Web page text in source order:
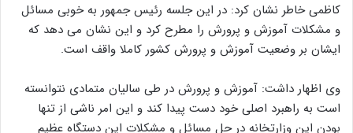
کاظمی خاطر نشان کرد: در این جلسه رئیس جمهور به خوبی مسائل
و مشکلات آموزش و پرورش را مطرح کرد و این نشان می دهد که
ایشان بر وضعیت آموزش و پرورش کشور کاملا واقف است.
وی اظهار داشت: آموزش و پرورش در طی سالیان متمادی نتوانسته
است به راهبرد اصلی خود دست پیدا کند و این امر ناشی از تنها
بودن این وزارتخانه در حل مسائل و مشکلات این دستگاه عظیم